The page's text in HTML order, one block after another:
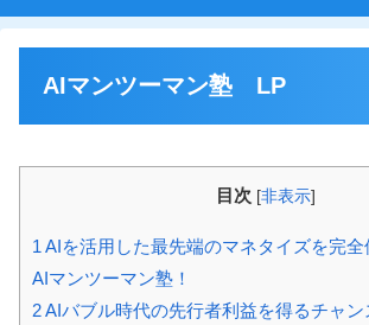
AIマンツーマン塾 LP
目次 [非表示]
1 AIを活用した最先端のマネタイズを完全
AIマンツーマン塾！
2AIバブル時代の先行者利益を得るチャン